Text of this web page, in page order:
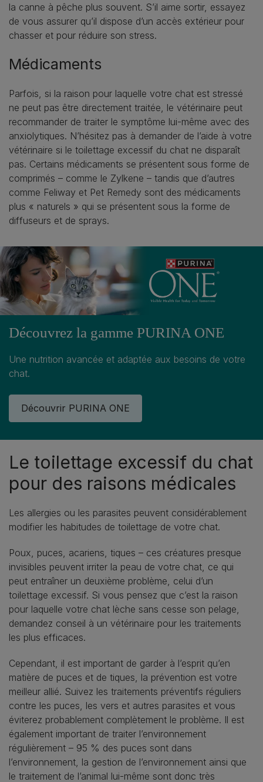
la canne à pêche plus souvent. S’il aime sortir, essayez
de vous assurer qu’il dispose d’un accès extérieur pour
chasser et pour réduire son stress.
Médicaments
Parfois, si la raison pour laquelle votre chat est stressé
ne peut pas être directement traitée, le vétérinaire peut
recommander de traiter le symptôme lui-même avec des
anxiolytiques. N’hésitez pas à demander de l’aide à votre
vétérinaire si le toilettage excessif du chat ne disparaît
pas. Certains médicaments se présentent sous forme de
comprimés – comme le Zylkene – tandis que d’autres
comme Feliway et Pet Remedy sont des médicaments
plus « naturels » qui se présentent sous la forme de
diffuseurs et de sprays.
Découvrez la gamme PURINA ONE
Une nutrition avancée et adaptée aux besoins de votre
chat.
Découvrir PURINA ONE
Le toilettage excessif du chat
pour des raisons médicales
Les allergies ou les parasites peuvent considérablement
modifier les habitudes de toilettage de votre chat.
Poux, puces, acariens, tiques – ces créatures presque
invisibles peuvent irriter la peau de votre chat, ce qui
peut entraîner un deuxième problème, celui d’un
toilettage excessif. Si vous pensez que c’est la raison
pour laquelle votre chat lèche sans cesse son pelage,
demandez conseil à un vétérinaire pour les traitements
les plus efficaces.
Cependant, il est important de garder à l’esprit qu’en
matière de puces et de tiques, la prévention est votre
meilleur allié. Suivez les traitements préventifs réguliers
contre les puces, les vers et autres parasites et vous
éviterez probablement complètement le problème. Il est
également important de traiter l’environnement
régulièrement – 95 % des puces sont dans
l’environnement, la gestion de l’environnement ainsi que
le traitement de l’animal lui-même sont donc très